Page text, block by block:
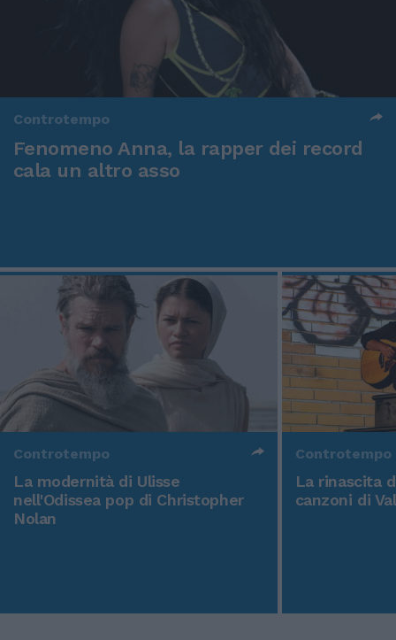
Controtempo
Fenomeno Anna, la rapper dei record
cala un altro asso
Controtempo
La modernità di Ulisse
nell'Odissea pop di Christopher
Nolan
Controtempo
La rinascita
canzoni di